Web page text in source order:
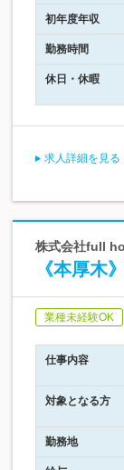
初年度年収
勤務時間
休日・休暇
求人詳細を見る
株式会社full
《本厚木
業種未経験OK
仕事内容
対象となる方
勤務地